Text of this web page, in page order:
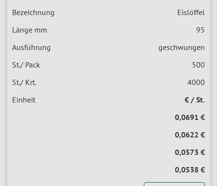
Eislöffel
95
geschwungen
500
4000
€ / St.
0,0691 €
0,0622 €
0,0573 €
0,0538 €